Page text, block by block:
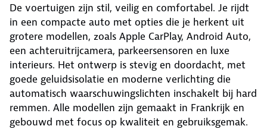
De voertuigen zijn stil, veilig en comfortabel. Je rijdt
in een compacte auto met opties die je herkent uit
grotere modellen, zoals Apple CarPlay, Android Auto,
een achteruitrijcamera, parkeersensoren en luxe
interieurs. Het ontwerp is stevig en doordacht, met
goede geluidsisolatie en moderne verlichting die
automatisch waarschuwingslichten inschakelt bij hard
remmen. Alle modellen zijn gemaakt in Frankrijk en
gebouwd met focus op kwaliteit en gebruiksgemak.